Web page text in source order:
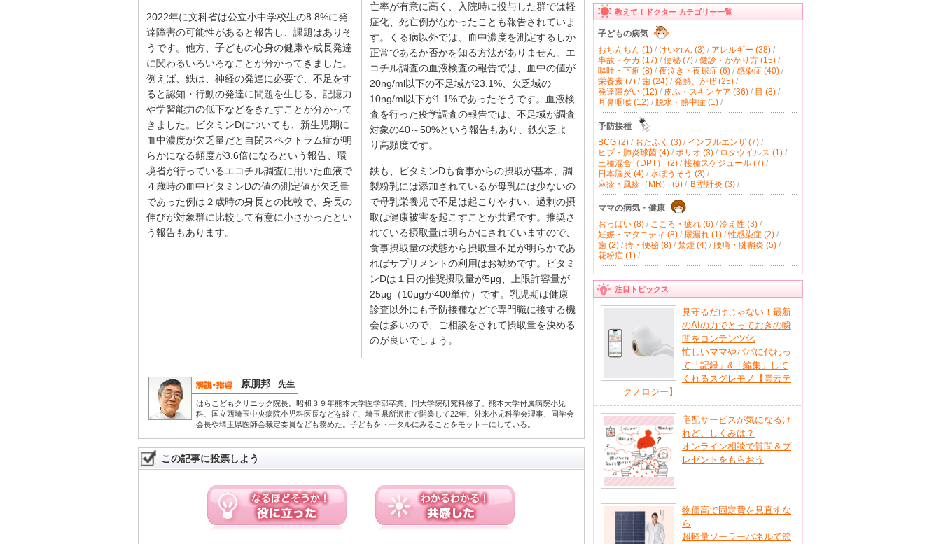
2022年に文科省は公立小中学校生の8.8%に発
達障害の可能性があると報告し、課題はありそ
うです。他方、子どもの心身の健康や成長発達
に関わるいろいろなことが分かってきました。
例えば、鉄は、神経の発達に必要で、不足をす
ると認知・行動の発達に問題を生じる、記憶力
や学習能力の低下などをきたすことが分かって
きました。ビタミンDについても、新生児期に
血中濃度が欠乏量だと自閉スペクトラム症が明
らかになる頻度が3.6倍になるという報告、環
境省が行っているエコチル調査に用いた血液で
４歳時の血中ビタミンDの値の測定値が欠乏量
であった例は２歳時の身長との比較で、身長の
伸びが対象群に比較して有意に小さかったとい
う報告もあります。
亡率が有意に高く、入院時に投与した群では軽
症化、死亡例がなかったことも報告されていま
す。くる病以外では、血中濃度を測定するしか
正常であるか否かを知る方法がありません。エ
コチル調査の血液検査の報告では、血中の値が
20ng/ml以下の不足域が23.1%、欠乏域の
10ng/ml以下が1.1%であったそうです。血液検
査を行った疫学調査の報告では、不足域が調査
対象の40～50%という報告もあり、鉄欠乏よ
り高頻度です。
鉄も、ビタミンDも食事からの摂取が基本、調
製粉乳には添加されているが母乳には少ないの
で母乳栄養児で不足は起こりやすい、過剰の摂
取は健康被害を起こすことが共通です。推奨さ
れている摂取量は明らかにされていますので、
食事摂取量の状態から摂取量不足が明らかであ
ればサプリメントの利用はお勧めです。ビタミ
ンDは１日の推奨摂取量が5μg、上限許容量が
25μg（10μgが400単位）です。乳児期は健康
診査以外にも予防接種などで専門職に接する機
会は多いので、ご相談をされて摂取量を決める
のが良いでしょう。
原朋邦 先生
はらこどもクリニック院長。昭和３９年熊本大学医学部卒業、同大学院研究科修了。熊本大学付属病院小児
科、国立西埼玉中央病院小児科医長などを経て、埼玉県所沢市で開業して22年。外来小児科学会理事、同学会
会長や埼玉県医師会裁定委員なども務めた。子どもをトータルにみることをモットーにしている。
この記事に投票しよう
教えて！ドクター カテゴリー一覧
子どもの病気
おちんちん (1)/ けいれん (3)/ アレルギー (38)/
事故・ケガ (17)/ 便秘 (7)/ 健診・かかり方 (15)/
嘔吐・下痢 (8)/ 夜泣き・夜尿症 (6)/ 感染症 (40)/
栄養素 (7)/ 歯 (24)/ 発熱、かぜ (25)/
発達障がい (12)/ 皮ふ・スキンケア (36)/ 目 (8)/
耳鼻咽喉 (12)/ 脱水・熱中症 (1)/
予防接種
BCG (2)/ おたふく (3)/ インフルエンザ (7)/
ヒブ・肺炎球菌 (4)/ ポリオ (3)/ ロタウイルス (1)/
三種混合（DPT） (2)/ 接種スケジュール (7)/
日本脳炎 (4)/ 水ぼうそう (3)/
麻疹・風疹（MR） (6)/ Ｂ型肝炎 (3)/
ママの病気・健康
おっぱい (8)/ こころ・疲れ (6)/ 冷え性 (3)/
妊娠・マタニティ (8)/ 尿漏れ (1)/ 性感染症 (2)/
歯 (2)/ 痔・便秘 (8)/ 禁煙 (4)/ 腰痛・腱鞘炎 (5)/
花粉症 (1)/
注目トピックス
見守るだけじゃない！最新
のAIの力でとっておきの瞬
間をコンテンツ化
忙しいママやパパに代わっ
て「記録」&「編集」して
くれるスグレモノ【雲云テ
クノロジー】
宅配サービスが気になるけ
れど、しくみは？
オンライン相談で質問＆プ
レゼントをもらおう
物価高で固定費を見直すな
ら
超軽量ソーラーパネルで節